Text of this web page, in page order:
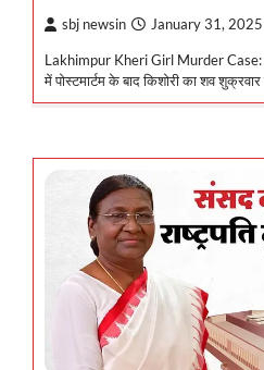
sbj newsin January 31, 2025
Lakhimpur Kheri Girl Murder Case:
में पोस्टमार्टम के बाद किशोरी का शव